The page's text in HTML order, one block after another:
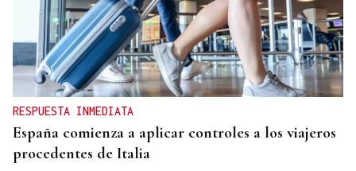
CREACIÓN DE VIVIENDA
2.000 casas vacías en Celanova y solo tres en
alquiler
RESPUESTA INMEDIATA
España comienza a aplicar controles a los viajeros
procedentes de Italia